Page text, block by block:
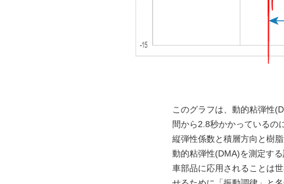
このグラフは、動的粘弾性
間から2.8秒かかっている
縦弾性係数と積層方向と樹
動的粘弾性(DMA)を測定す
車部品に応用されることは